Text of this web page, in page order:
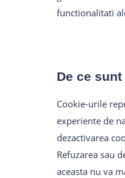
functionalitati
De ce
Cookie-urile
experiente de
dezactivarea
Refuzarea sau
aceasta nu va